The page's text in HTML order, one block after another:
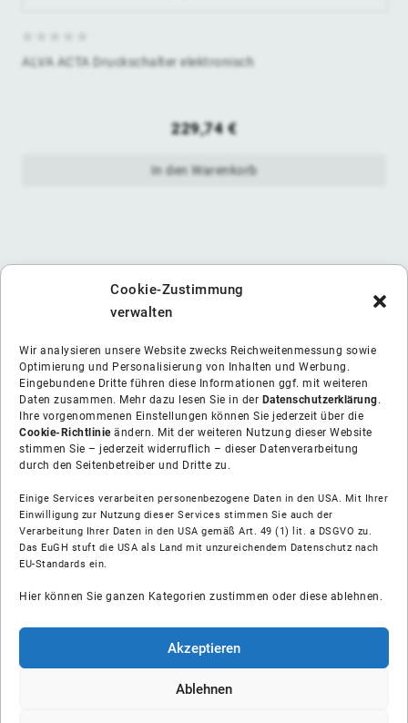
Cookie-Zustimmung
verwalten
Wir analysieren unsere Website zwecks Reichweitenmessung sowie
Optimierung und Personalisierung von Inhalten und Werbung.
Eingebundene Dritte führen diese Informationen ggf. mit weiteren
Daten zusammen. Mehr dazu lesen Sie in der Datenschutzerklärung.
Ihre vorgenommenen Einstellungen können Sie jederzeit über die
Cookie-Richtlinieändern. Mit der weiteren Nutzung dieser Website
stimmen Sie – jederzeit widerruflich – dieser Datenverarbeitung
durch den Seitenbetreiber und Dritte zu.
Einige Services verarbeiten personenbezogene Daten in den USA. Mit Ihrer
Einwilligung zur Nutzung dieser Services stimmen Sie auch der
Verarbeitung Ihrer Daten in den USA gemäß Art. 49 (1) lit. a DSGVO zu.
Das EuGH stuft die USA als Land mit unzureichendem Datenschutz nach
EU-Standards ein.
Hier können Sie ganzen Kategorien zustimmen oder diese ablehnen.
Akzeptieren
Ablehnen
ALVA ACTA Druckschalter elektronisch
229,74€
In den Warenkorb
Über uns
Soziale Medien